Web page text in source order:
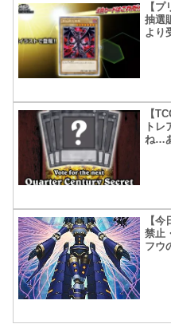
【
抽選
より
【
ト
ね…
【
禁止
フウ